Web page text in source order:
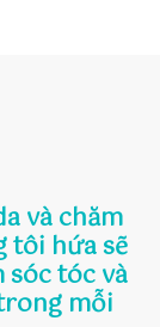
và chăm
tôi hứa sẽ
sóc tóc và
mỗi